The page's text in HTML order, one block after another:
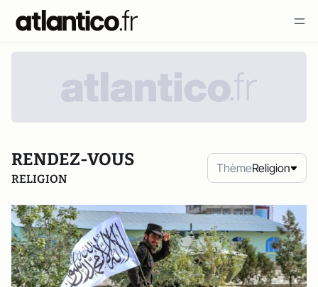
RENDEZ-VOUS
RELIGION
ThèmeReligion